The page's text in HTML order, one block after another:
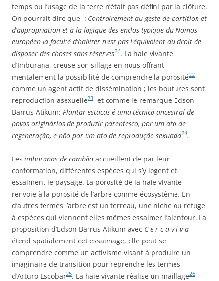
temps ou l’usage de la terre n’était pas défini par la clôture.
On pourrait dire que : Contrairement au geste de partition et
d’appropriation et à la logique des enclos typique du Nomos
européen la faculté d’habiter n’est pas l’équivalent du droit de
disposer des choses sans réserves21. La haie vivante
d’Imburana, creuse son sillage en nous offrant
mentalement la possibilité de comprendre la porosité22
comme un agent actif de dissémination ; les boutures sont
reproduction asexuelle23 et comme le remarque Edson
Barrus Atikum: Plantar estacas é uma técnica ancestral de
povos originários de produzir parentesco, por um ato de
regeneração, e não por um ato de reprodução sexuada24.
Les imburanas de cambão accueillent de par leur
conformation, différentes espèces qui s’y logent et
essaiment le paysage. La porosité de la haie vivante
renvoie à la porosité de l’arbre comme écosystème. En
d’autres termes l’arbre est un terreau, une niche ou refuge
à espèces qui viennent elles mêmes essaimer l’alentour. La
proposition d’Edson Barrus Atikum avec C e r c a v i v a
étend spatialement cet essaimage, elle peut se
comprendre comme un activisme visant à produire un
imaginaire de transition pour reprendre les termes
d’Arturo Escobar25. La haie vivante réalise un maillage26